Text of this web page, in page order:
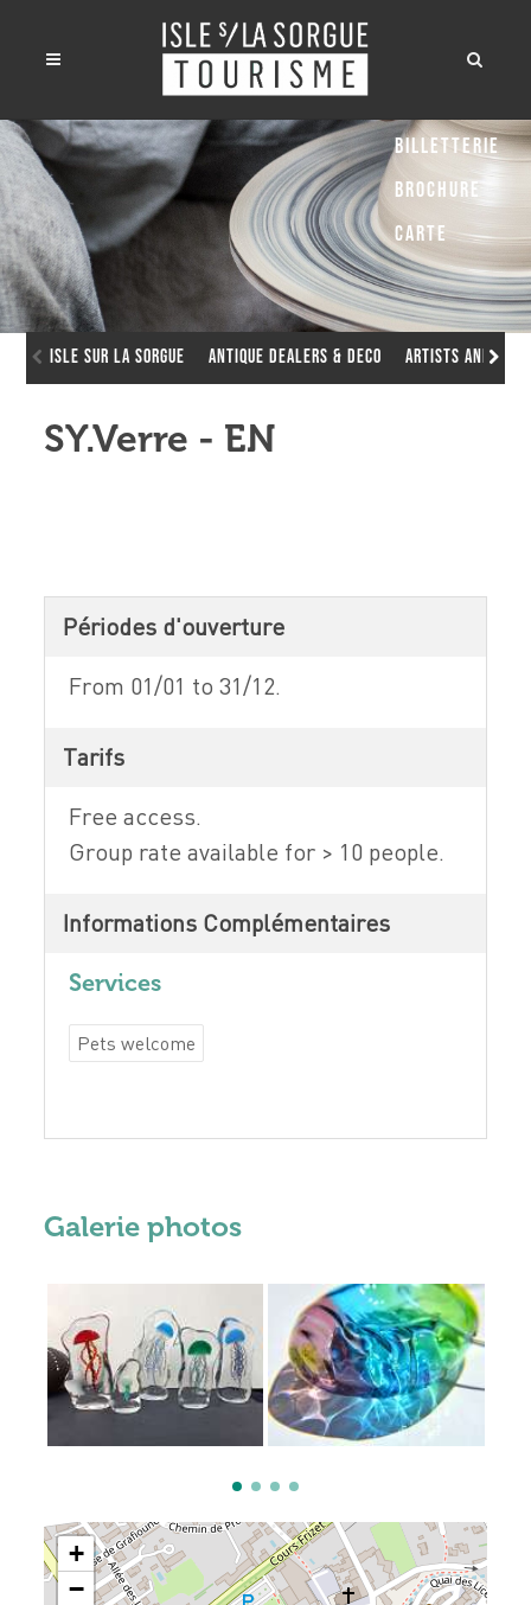
Isle sur la Sorgue Antique dealers & deco Artists and
SY.Verre - EN
Périodes d'ouverture
From 01/01 to 31/12.
Tarifs
Free access.
Group rate available for > 10 people.
Informations Complémentaires
Services
Pets welcome
Galerie photos
+
−
Billetterie
Brochure
Carte